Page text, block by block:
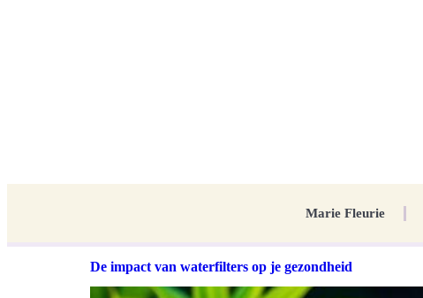
Marie Fleurie
De impact van waterfilters op je gezondheid